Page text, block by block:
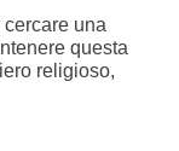
cercare una
questa
religioso,